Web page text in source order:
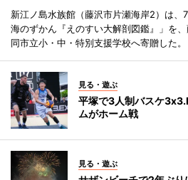
新江ノ島水族館（藤沢市片瀬海岸2）は、
海のずかん『えのすい大解剖図鑑』」を
同市立小・中・特別支援学校へ寄贈した。
見る・遊ぶ
平塚で3人制バスケ
ムがホーム戦
見る・遊ぶ